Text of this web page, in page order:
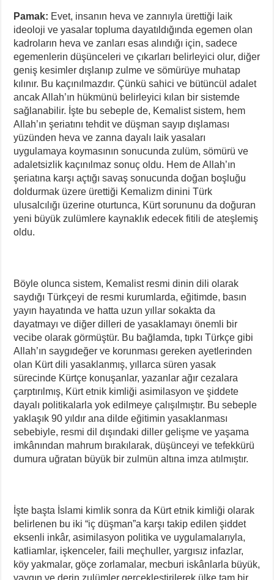
Pamak: Evet, insanın heva ve zannıyla ürettiği laik
ideoloji ve yasalar topluma dayatıldığında egemen olan
kadroların heva ve zanları esas alındığı için, sadece
egemenlerin düşünceleri ve çıkarları belirleyici olur, diğer
geniş kesimler dışlanıp zulme ve sömürüye muhatap
kılınır. Bu kaçınılmazdır. Çünkü sahici ve bütüncül adalet
ancak Allah’ın hükmünü belirleyici kılan bir sistemde
sağlanabilir. İşte bu sebeple de, Kemalist sistem, hem
Allah’ın şeriatını tehdit ve düşman sayıp dışlaması
yüzünden heva ve zanna dayalı laik yasaları
uygulamaya koymasının sonucunda zulüm, sömürü ve
adaletsizlik kaçınılmaz sonuç oldu. Hem de Allah’ın
şeriatına karşı açtığı savaş sonucunda doğan boşluğu
doldurmak üzere ürettiği Kemalizm dinini Türk
ulusalcılığı üzerine oturtunca, Kürt sorununu da doğuran
yeni büyük zulümlere kaynaklık edecek fitili de ateşlemiş
oldu.
Böyle olunca sistem, Kemalist resmi dinin dili olarak
saydığı Türkçeyi de resmi kurumlarda, eğitimde, basın
yayın hayatında ve hatta uzun yıllar sokakta da
dayatmayı ve diğer dilleri de yasaklamayı önemli bir
vecibe olarak görmüştür. Bu bağlamda, tıpkı Türkçe gibi
Allah’ın saygıdeğer ve korunması gereken ayetlerinden
olan Kürt dili yasaklanmış, yıllarca süren yasak
sürecinde Kürtçe konuşanlar, yazanlar ağır cezalara
çarptırılmış, Kürt etnik kimliği asimilasyon ve şiddete
dayalı politikalarla yok edilmeye çalışılmıştır. Bu sebeple
yaklaşık 90 yıldır ana dilde eğitimin yasaklanması
sebebiyle, resmi dil dışındaki diller gelişme ve yaşama
imkânından mahrum bırakılarak, düşünceyi ve tefekkürü
dumura uğratan büyük bir zulmün altına imza atılmıştır.
İşte başta İslami kimlik sonra da Kürt etnik kimliği olarak
belirlenen bu iki “iç düşman”a karşı takip edilen şiddet
eksenli inkâr, asimilasyon politika ve uygulamalarıyla,
katliamlar, işkenceler, faili meçhuller, yargısız infazlar,
köy yakmalar, göçe zorlamalar, mecburi iskânlarla büyük,
yaygın ve derin zulümler gerçekleştirilerek ülke tam bir